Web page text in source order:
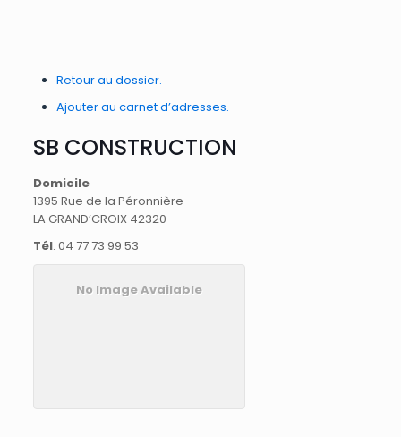
Retour au dossier.
Ajouter au carnet d’adresses.
SB CONSTRUCTION
Domicile
1395 Rue de la Péronnière
LA GRAND’CROIX 42320
Tél: 04 77 73 99 53
No Image Available